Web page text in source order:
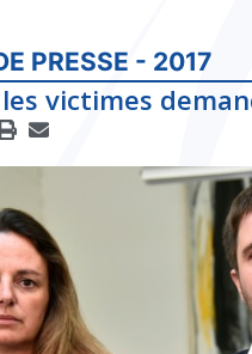
PRESSE - 2017
victimes